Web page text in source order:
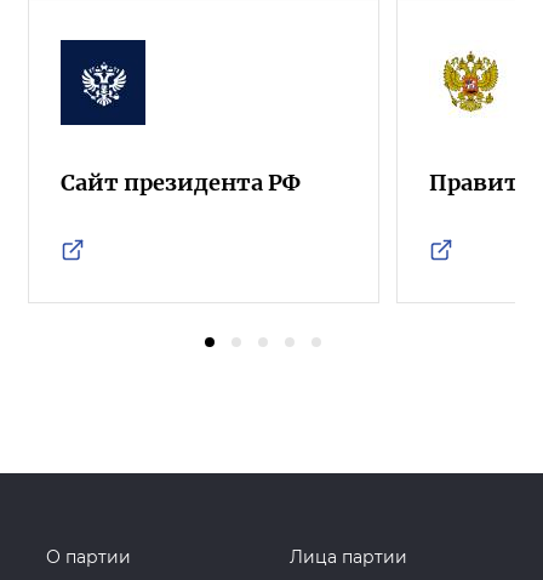
Сайт президента РФ
О партии
Лица партии